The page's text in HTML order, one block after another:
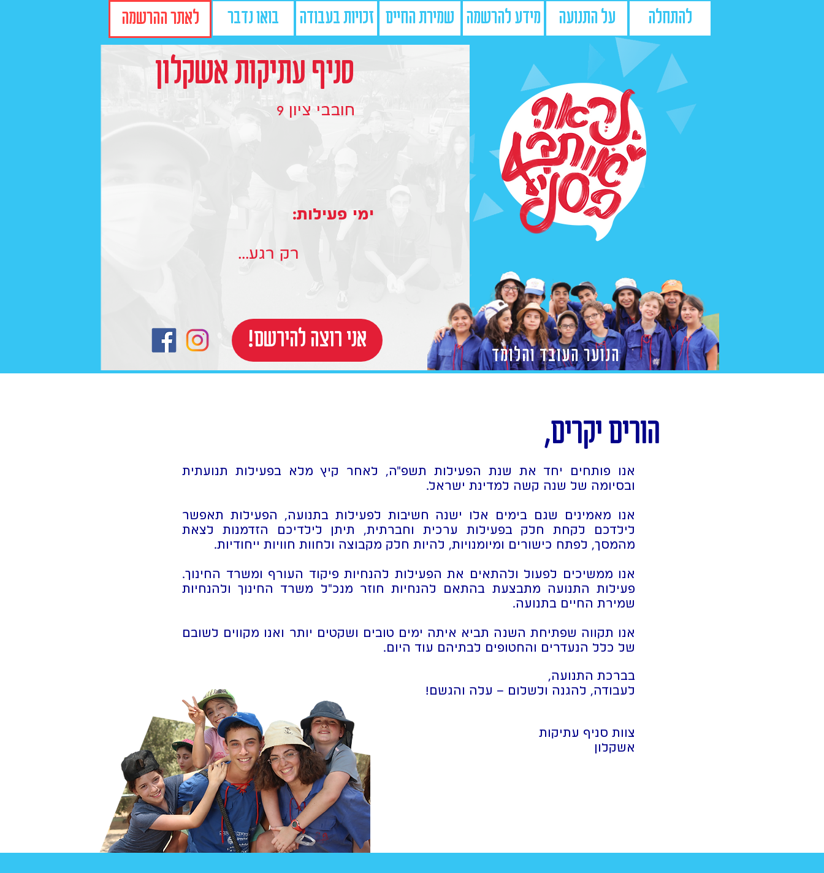
בואו נדבר שמירת החיים זכויות בעבודה מידע להרשמה לאתר ההרשמה על התנועה להתחלה
סניף עתיקות אשקלון
ימי פעילות:
רק רגע...
!אני רוצה להירשם
הנוער העובד והלומד
חובבי ציון 9
צוות סניף עתיקות
אשקלון
אנו פותחים יחד את שנת הפעילות תשפ"ה, לאחר קיץ מלא בפעילות תנועתית
ובסיומה של שנה קשה למדינת ישראל.
אנו מאמינים שגם בימים אלו ישנה חשיבות לפעילות בתנועה, הפעילות תאפשר
לילדכם לקחת חלק בפעילות ערכית וחברתית, תיתן לילדיכם הזדמנות לצאת
מהמסך, לפתח כישורים ומיומנויות, להיות חלק מקבוצה ולחוות חוויות ייחודיות.
אנו ממשיכים לפעול ולהתאים את הפעילות להנחיות פיקוד העורף ומשרד החינוך.
פעילות התנועה מתבצעת בהתאם להנחיות חוזר מנכ"ל משרד החינוך ולהנחיות
שמירת החיים בתנועה.
אנו תקווה שפתיחת השנה תביא איתה ימים טובים ושקטים יותר ואנו מקווים לשובם
של כלל הנעדרים והחטופים לבתיהם עוד היום.
בברכת התנועה,
לעבודה, להגנה ולשלום – עלה והגשם!
הורים יקרים,